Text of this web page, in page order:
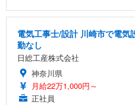
電気工事士/設計 川崎市で電
勤なし
日総工産株式会社
神奈川県
月給22万1,000円～
正社員